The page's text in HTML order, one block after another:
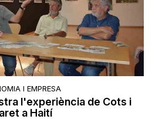
I EMPRESA
l'experiència de Cots i
a Haití